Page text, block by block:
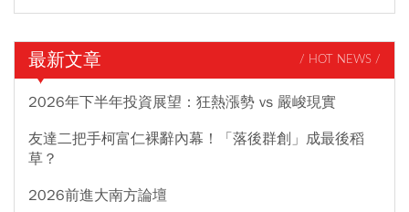
最新文章 / HOT NEWS /
2026年下半年投資展望：狂熱漲勢 vs 嚴峻現實
友達二把手柯富仁裸辭內幕！「落後群創」成最後稻
草？
2026前進大南方論壇